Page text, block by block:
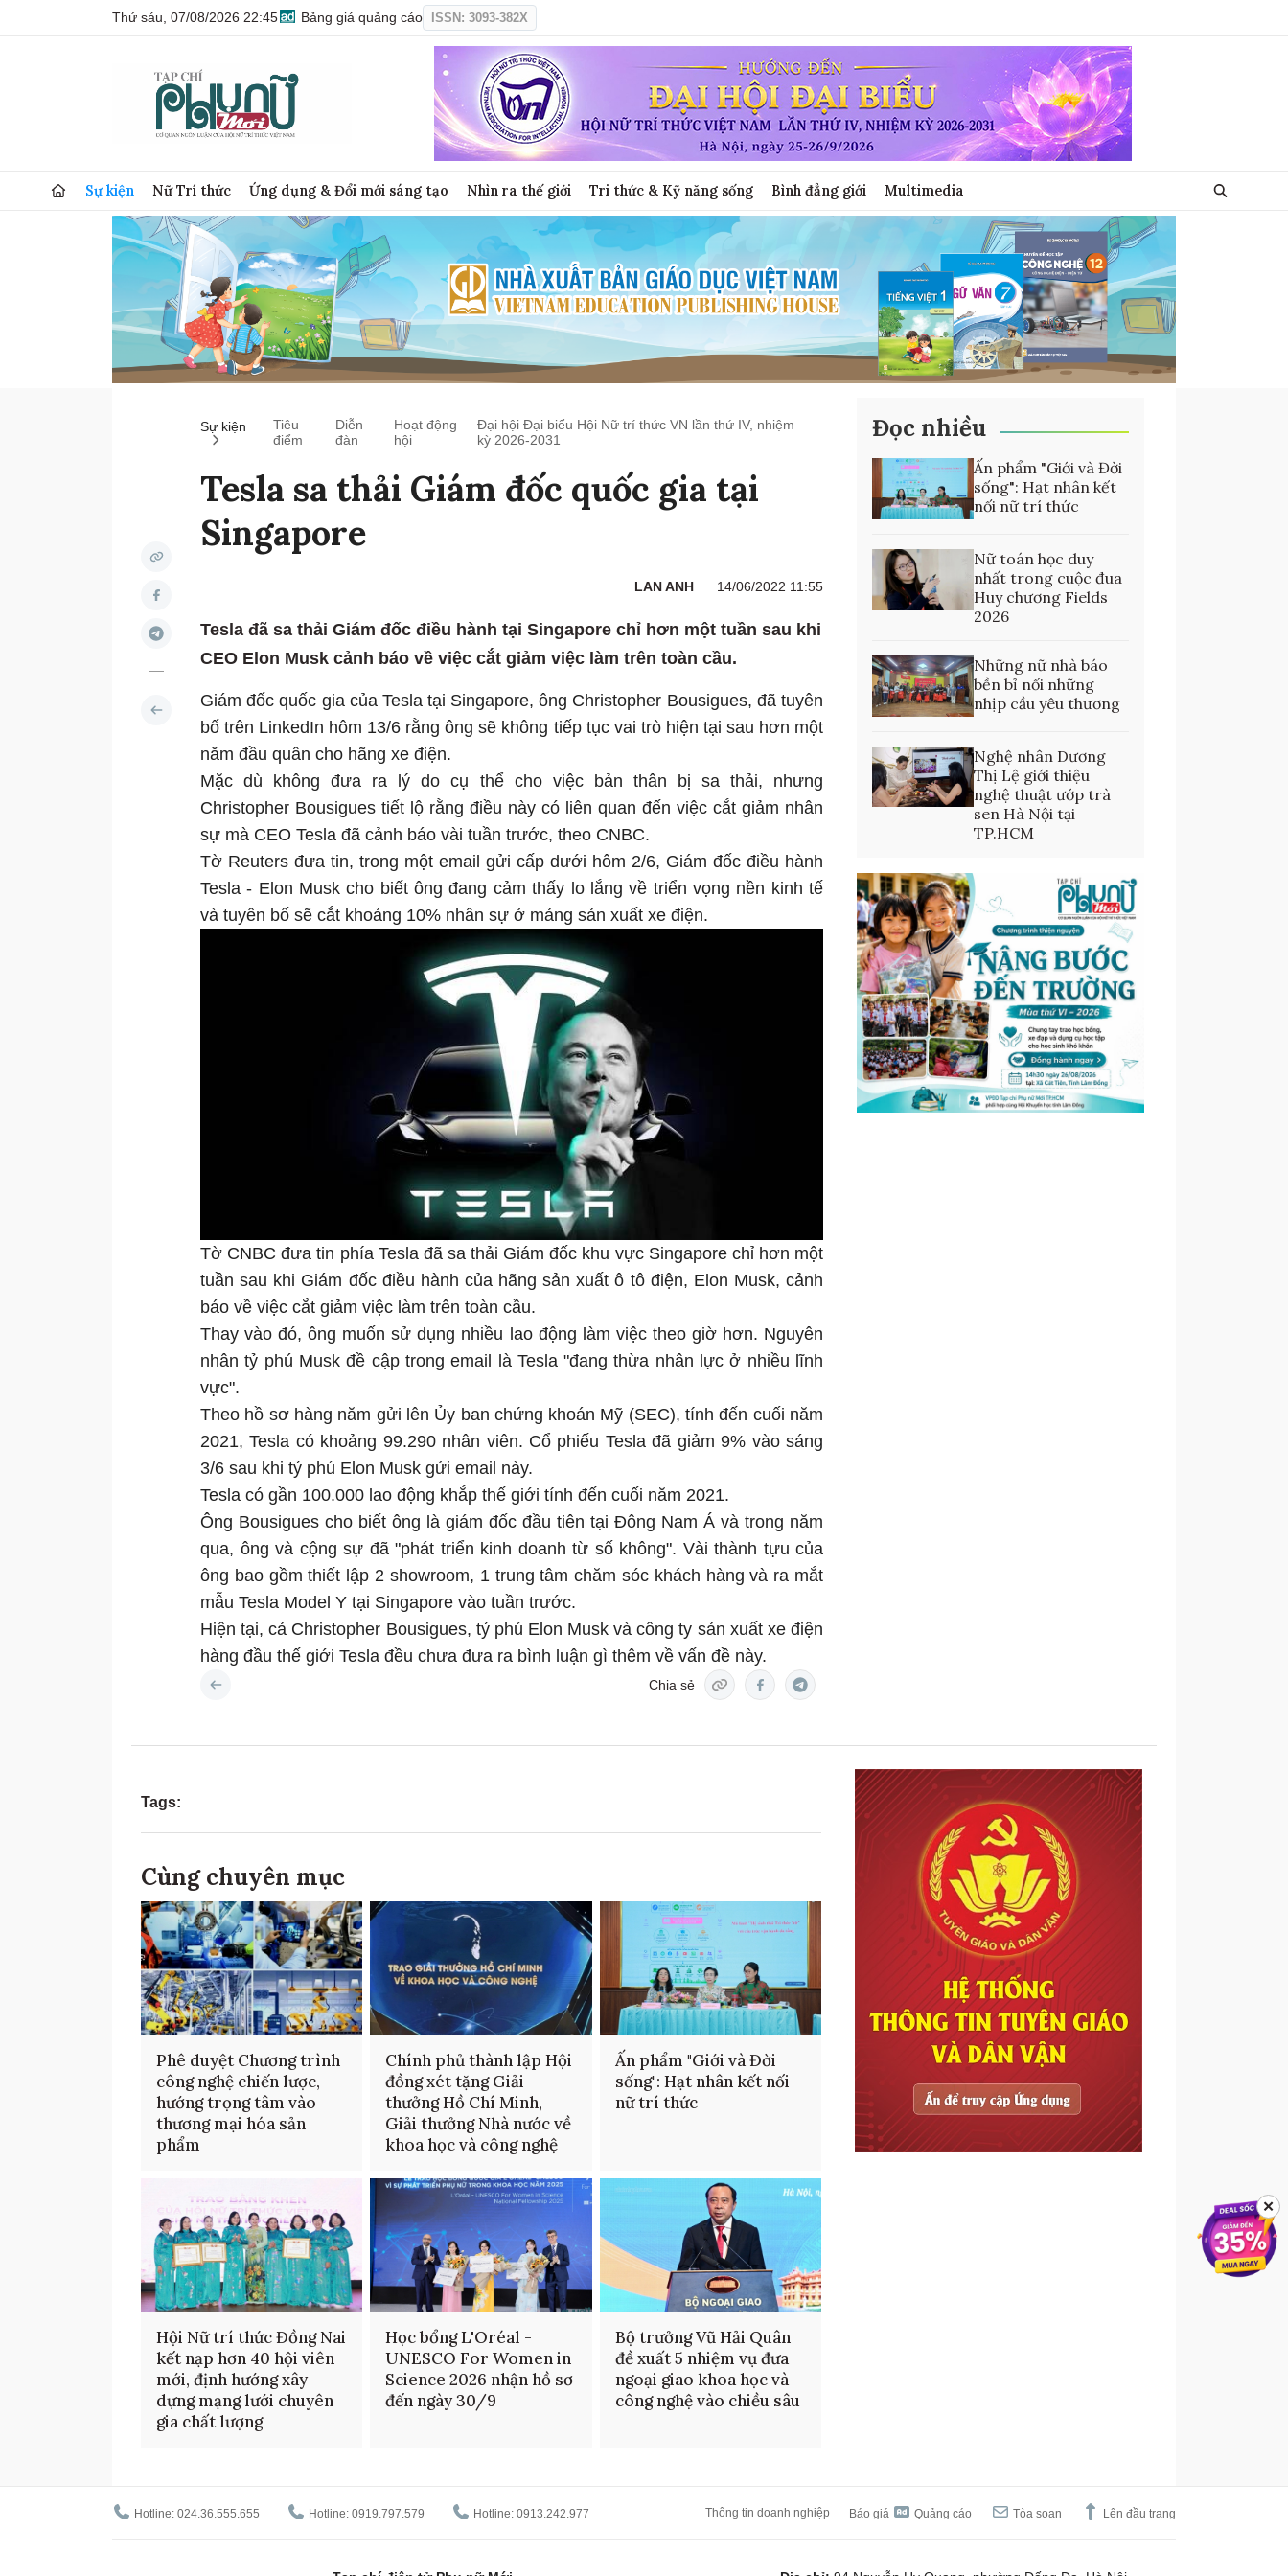
Thứ sáu, 07/08/2026 22:45 Bảng giá quảng cáo ISSN: 3093-382X
Sự kiện Nữ Trí thức Ứng dụng & Đổi mới sáng tạo Nhìn ra thế giới Tri thức & Kỹ năng sống Bình đẳng giới Multimedia
Sự kiện
Tiêu
điểm
Diễn
đàn
Hoạt động
hội
Đại hội Đại biểu Hội Nữ trí thức VN lần thứ IV, nhiệm
kỳ 2026-2031
Tesla sa thải Giám đốc quốc gia tại
Singapore
LAN ANH 14/06/2022 11:55
Tesla đã sa thải Giám đốc điều hành tại Singapore chỉ hơn một tuần sau khi
CEO Elon Musk cảnh báo về việc cắt giảm việc làm trên toàn cầu.
Giám đốc quốc gia của Tesla tại Singapore, ông Christopher Bousigues, đã tuyên
bố trên LinkedIn hôm 13/6 rằng ông sẽ không tiếp tục vai trò hiện tại sau hơn một
năm đầu quân cho hãng xe điện.
Mặc dù không đưa ra lý do cụ thể cho việc bản thân bị sa thải, nhưng
Christopher Bousigues tiết lộ rằng điều này có liên quan đến việc cắt giảm nhân
sự mà CEO Tesla đã cảnh báo vài tuần trước, theo CNBC.
Tờ Reuters đưa tin, trong một email gửi cấp dưới hôm 2/6, Giám đốc điều hành
Tesla - Elon Musk cho biết ông đang cảm thấy lo lắng về triển vọng nền kinh tế
và tuyên bố sẽ cắt khoảng 10% nhân sự ở mảng sản xuất xe điện.
Tờ CNBC đưa tin phía Tesla đã sa thải Giám đốc khu vực Singapore chỉ hơn một
tuần sau khi Giám đốc điều hành của hãng sản xuất ô tô điện, Elon Musk, cảnh
báo về việc cắt giảm việc làm trên toàn cầu.
Thay vào đó, ông muốn sử dụng nhiều lao động làm việc theo giờ hơn. Nguyên
nhân tỷ phú Musk đề cập trong email là Tesla "đang thừa nhân lực ở nhiều lĩnh
vực".
Theo hồ sơ hàng năm gửi lên Ủy ban chứng khoán Mỹ (SEC), tính đến cuối năm
2021, Tesla có khoảng 99.290 nhân viên. Cổ phiếu Tesla đã giảm 9% vào sáng
3/6 sau khi tỷ phú Elon Musk gửi email này.
Tesla có gần 100.000 lao động khắp thế giới tính đến cuối năm 2021.
Ông Bousigues cho biết ông là giám đốc đầu tiên tại Đông Nam Á và trong năm
qua, ông và cộng sự đã "phát triển kinh doanh từ số không". Vài thành tựu của
ông bao gồm thiết lập 2 showroom, 1 trung tâm chăm sóc khách hàng và ra mắt
mẫu Tesla Model Y tại Singapore vào tuần trước.
Hiện tại, cả Christopher Bousigues, tỷ phú Elon Musk và công ty sản xuất xe điện
hàng đầu thế giới Tesla đều chưa đưa ra bình luận gì thêm về vấn đề này.
Chia sẻ
Đọc nhiều
Ấn phẩm "Giới và Đời
sống": Hạt nhân kết
nối nữ trí thức
Nữ toán học duy
nhất trong cuộc đua
Huy chương Fields
2026
Những nữ nhà báo
bền bỉ nối những
nhịp cầu yêu thương
Nghệ nhân Dương
Thị Lệ giới thiệu
nghệ thuật ướp trà
sen Hà Nội tại
TP.HCM
Tags:
Cùng chuyên mục
Phê duyệt Chương trình
công nghệ chiến lược,
hướng trọng tâm vào
thương mại hóa sản
phẩm
Chính phủ thành lập Hội
đồng xét tặng Giải
thưởng Hồ Chí Minh,
Giải thưởng Nhà nước về
khoa học và công nghệ
Ấn phẩm "Giới và Đời
sống": Hạt nhân kết nối
nữ trí thức
Hội Nữ trí thức Đồng Nai
kết nạp hơn 40 hội viên
mới, định hướng xây
dựng mạng lưới chuyên
gia chất lượng
Học bổng L'Oréal -
UNESCO For Women in
Science 2026 nhận hồ sơ
đến ngày 30/9
Bộ trưởng Vũ Hải Quân
đề xuất 5 nhiệm vụ đưa
ngoại giao khoa học và
công nghệ vào chiều sâu
Hotline: 024.36.555.655 Hotline: 0919.797.579 Hotline: 0913.242.977 Thông tin doanh nghiệp Báo giá Quảng cáo Tòa soạn Lên đầu trang
✕